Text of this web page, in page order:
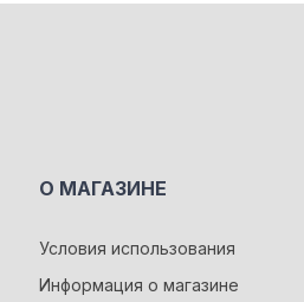
О МАГАЗИНЕ
Условия использования
Информация о магазине